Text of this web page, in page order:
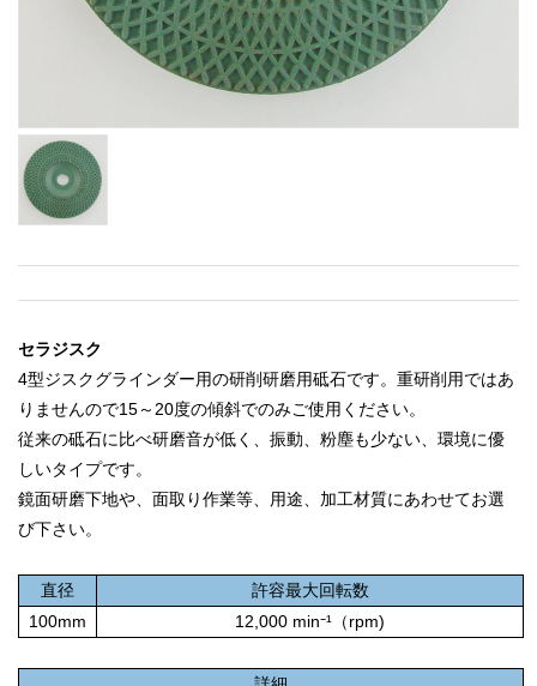
セラジスク
4型ジスクグラインダー用の研削研磨用砥石です。重研削用ではあ
りませんので15～20度の傾斜でのみご使用ください。
従来の砥石に比べ研磨音が低く、振動、粉塵も少ない、環境に優
しいタイプです。
鏡面研磨下地や、面取り作業等、用途、加工材質にあわせてお選
び下さい。
直径
許容最大回転数
100mm
12,000 min⁻¹（rpm)